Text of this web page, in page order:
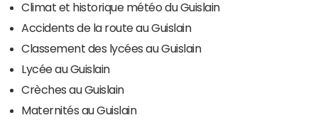
Climat et historique météo du Guislain
Accidents de la route au Guislain
Classement des lycées au Guislain
Lycée au Guislain
Crèches au Guislain
Maternités au Guislain